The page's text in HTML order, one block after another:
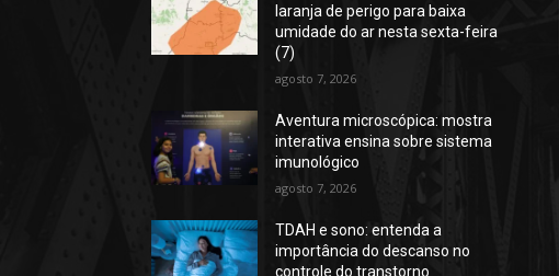
laranja de perigo para baixa
umidade do ar nesta sexta-feira
(7)
agosto 7, 2026
Aventura microscópica: mostra
interativa ensina sobre sistema
imunológico
agosto 7, 2026
TDAH e sono: entenda a
importância do descanso no
controle do transtorno